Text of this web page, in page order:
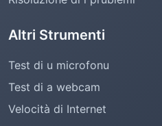
Altri Strumenti
Test di u microfonu
Test di a webcam
Velocità di Internet